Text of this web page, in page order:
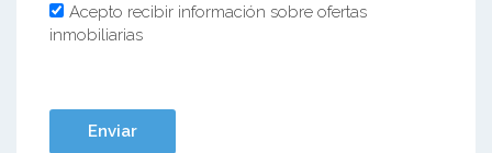
Acepto recibir información sobre ofertas
inmobiliarias